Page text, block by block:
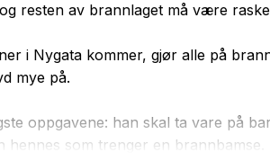
resten av brannlaget må være
i Nygata kommer, gjør alle på
mye på.
oppgavene: han skal ta vare på
hennes som trenger en brannbamse.